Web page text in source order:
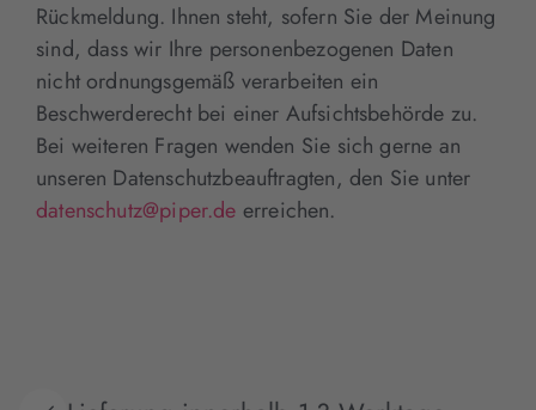
Rückmeldung. Ihnen steht, sofern Sie der Meinung
sind, dass wir Ihre personenbezogenen Daten
nicht ordnungsgemäß verarbeiten ein
Beschwerderecht bei einer Aufsichtsbehörde zu.
Bei weiteren Fragen wenden Sie sich gerne an
unseren Datenschutzbeauftragten, den Sie unter
datenschutz@piper.de erreichen.